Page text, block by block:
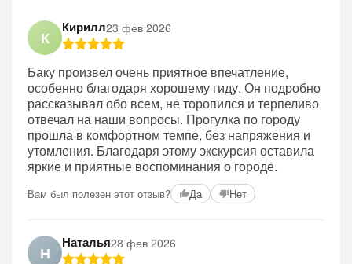
К
Кирилл23 фев 2026
Баку произвел очень приятное впечатление,
особенно благодаря хорошему гиду. Он подробно
рассказывал обо всем, не торопился и терпеливо
отвечал на наши вопросы. Прогулка по городу
прошла в комфортном темпе, без напряжения и
утомления. Благодаря этому экскурсия оставила
яркие и приятные воспоминания о городе.
Вам был полезен этот отзыв? Да Нет
Н
Наталья28 фев 2026